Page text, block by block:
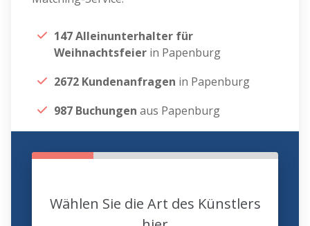
147 Alleinunterhalter für
Weihnachtsfeier in Papenburg
2672 Kundenanfragen in Papenburg
987 Buchungen aus Papenburg
Wählen Sie die Art des Künstlers